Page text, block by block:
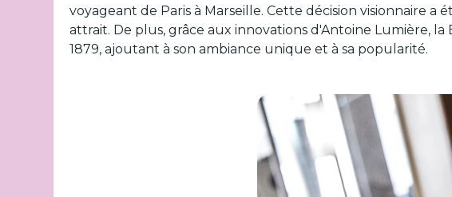
voyageant de Paris à Marseille. Cette décision visionnaire
attrait. De plus, grâce aux innovations d'Antoine Lumière,
1879, ajoutant à son ambiance unique et à sa popularité.